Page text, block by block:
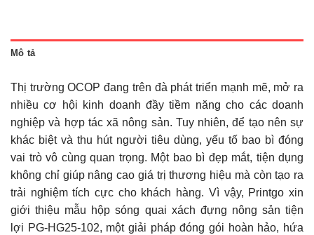
Mô tả
Thị trường OCOP đang trên đà phát triển mạnh mẽ, mở ra
nhiều cơ hội kinh doanh đầy tiềm năng cho các doanh
nghiệp và hợp tác xã nông sản. Tuy nhiên, để tạo nên sự
khác biệt và thu hút người tiêu dùng, yếu tố bao bì đóng
vai trò vô cùng quan trọng. Một bao bì đẹp mắt, tiện dụng
không chỉ giúp nâng cao giá trị thương hiệu mà còn tạo ra
trải nghiệm tích cực cho khách hàng. Vì vậy, Printgo xin
giới thiệu mẫu hộp sóng quai xách đựng nông sản tiện
lợi PG-HG25-102, một giải pháp đóng gói hoàn hảo, hứa